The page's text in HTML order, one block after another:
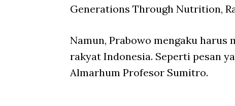
Generations Through Nutrition,
Namun, Prabowo mengaku harus
rakyat Indonesia. Seperti pesan
Almarhum Profesor Sumitro.